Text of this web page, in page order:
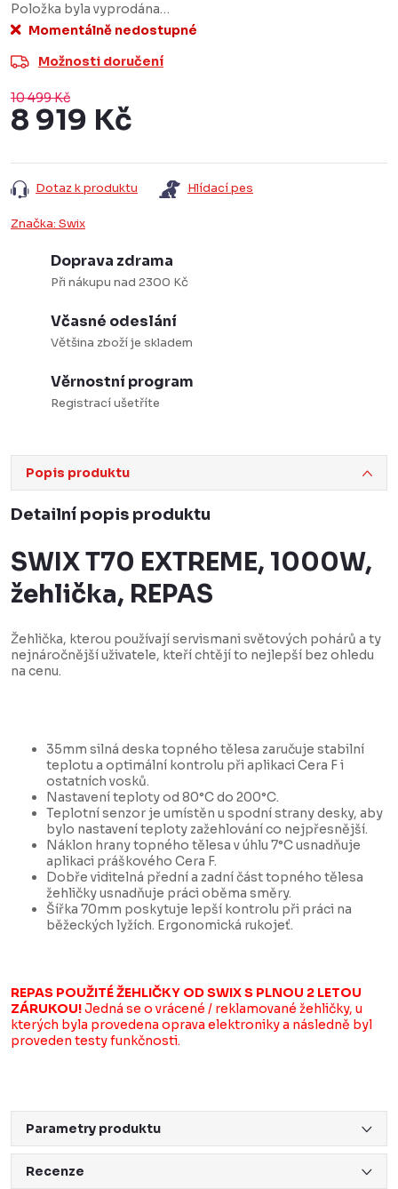
Položka byla vyprodána…
Momentálně nedostupné
Možnosti doručení
10 499 Kč
8 919 Kč
Dotaz k produktu Hlídací pes
Značka: Swix
Doprava zdrama
Při nákupu nad 2300 Kč
Včasné odeslání
Většina zboží je skladem
Věrnostní program
Registrací ušetříte
Popis produktu
Detailní popis produktu
SWIX T70 EXTREME, 1000W,
žehlička, REPAS
Žehlička, kterou používají servismani světových pohárů a ty
nejnáročnější uživatele, kteří chtějí to nejlepší bez ohledu
na cenu.
35mm silná deska topného tělesa zaručuje stabilní
teplotu a optimální kontrolu při aplikaciCera Fi
ostatních vosků.
Nastavení teploty od 80°C do 200°C.
Teplotní senzor je umístěn u spodní strany desky, aby
bylo nastavení teploty zažehlování co nejpřesnější.
Náklon hrany topného tělesa v úhlu 7°C usnadňuje
aplikaci práškového Cera F.
Dobře viditelná přední a zadní část topného tělesa
žehličky usnadňuje práci oběma směry.
Šířka 70mm poskytuje lepší kontrolu při práci na
běžeckých lyžích. Ergonomická rukojeť.
REPAS POUŽITÉ ŽEHLIČKY OD SWIX S PLNOU 2 LETOU
ZÁRUKOU!Jedná se o vrácené / reklamované žehličky, u
kterých byla provedena oprava elektroniky a následně byl
proveden testy funkčnosti.
Parametry produktu
Recenze